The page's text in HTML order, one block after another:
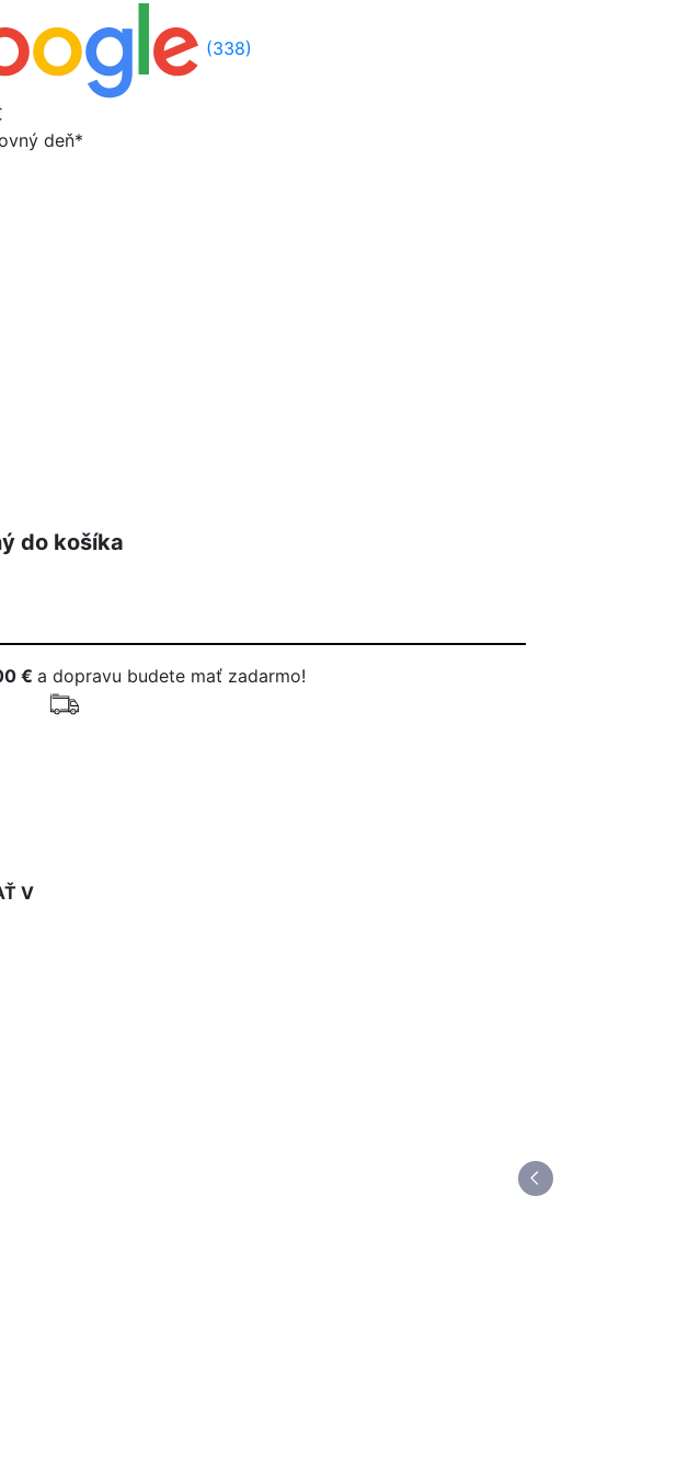
(338)
deň*
do košíka
€ a dopravu budete mať zadarmo!
V